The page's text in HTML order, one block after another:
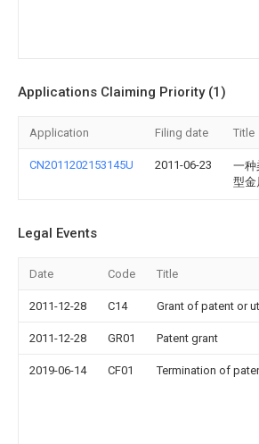
Applications Claiming Priority (1)
Application Filing date Title
CN2011202153145U 2011-06-23
一种
型金
Legal Events
Date Code Title
2011-12-28 C14 Grant of patent or
2011-12-28 GR01 Patent grant
2019-06-14 CF01 Termination of